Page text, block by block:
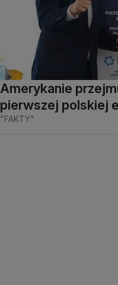
Amerykanie
pierwszej polskiej
"FAKTY"